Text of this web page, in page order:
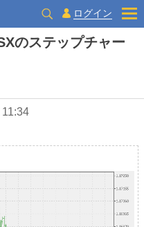
ログイン
のステップチャー